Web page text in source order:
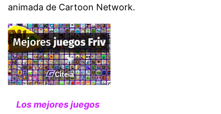
animada de Cartoon Network.
Los mejores juegos